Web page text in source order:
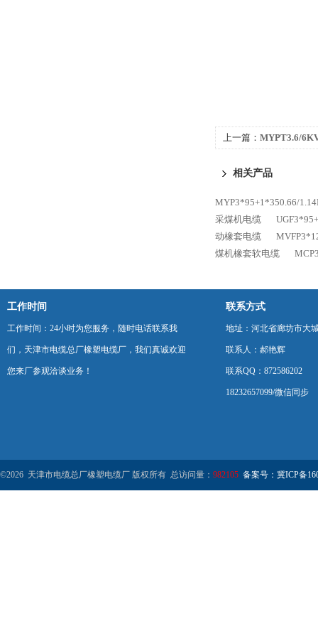
上一篇： MYPT3.6/
相关产品
MYP3*95+1*350.66/
采煤机电缆
动橡套电缆
煤机橡套软电缆
工作时间
工作时间：24小时为您服务，随时电话联系我
们，天津市电缆总厂橡塑电缆厂，我们真诚欢迎
您来厂参观洽谈业务！
联系方式
地址：河北省廊坊市大
联系人：郝艳辉
联系QQ：872586202
18232657099/微信同步
©2026 天津市电缆总厂橡塑电缆厂 版权所有 总访问量： 982105 备案号：冀ICP备